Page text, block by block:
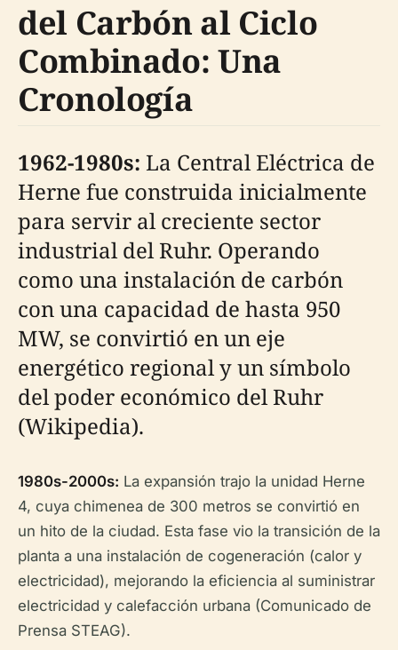
del Carbón al Ciclo
Combinado: Una
Cronología
1962-1980s: La Central Eléctrica de
Herne fue construida inicialmente
para servir al creciente sector
industrial del Ruhr. Operando
como una instalación de carbón
con una capacidad de hasta 950
MW, se convirtió en un eje
energético regional y un símbolo
del poder económico del Ruhr
(Wikipedia).
1980s-2000s: La expansión trajo la unidad Herne
4, cuya chimenea de 300 metros se convirtió en
un hito de la ciudad. Esta fase vio la transición de la
planta a una instalación de cogeneración (calor y
electricidad), mejorando la eficiencia al suministrar
electricidad y calefacción urbana (Comunicado de
Prensa STEAG).